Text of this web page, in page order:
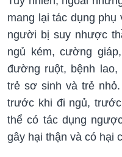
mang lại tác dụng
người bị suy nhược
ngủ kém, cường
đường ruột, bệnh
trẻ sơ sinh và trẻ
trước khi đi ngủ,
thể có tác dụng
gây hại thận và có hại